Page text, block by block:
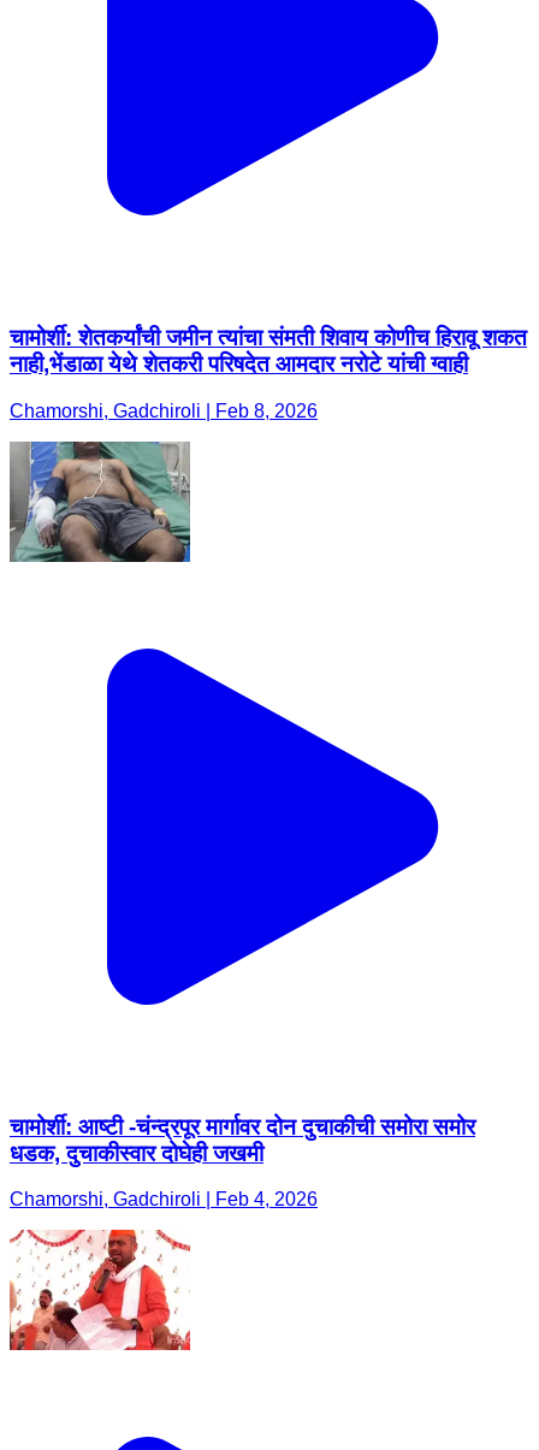
चामोर्शी: शेतकर्यांची जमीन त्यांचा संमती शिवाय कोणीच हिरावू शकत
नाही,भेंडाळा येथे शेतकरी परिषदेत आमदार नरोटे यांची ग्वाही
Chamorshi, Gadchiroli | Feb 8, 2026
चामोर्शी: आष्टी -चंन्द्रपूर मार्गावर दोन दुचाकीची समोरा समोर
धडक, दुचाकीस्वार दोघेही जखमी
Chamorshi, Gadchiroli | Feb 4, 2026